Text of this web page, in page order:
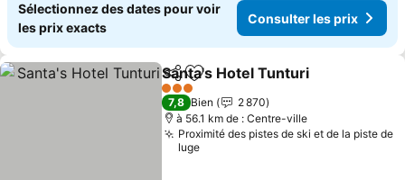
Sélectionnez des dates pour voir
les prix exacts
Consulter les prix
PartagerAjouter à mes favoris
Santa's Hotel Tunturi
3 Étoiles
7,8 Bien
2 870
à 56.1 km de : Centre-ville
Proximité des pistes de ski et de la piste de
luge